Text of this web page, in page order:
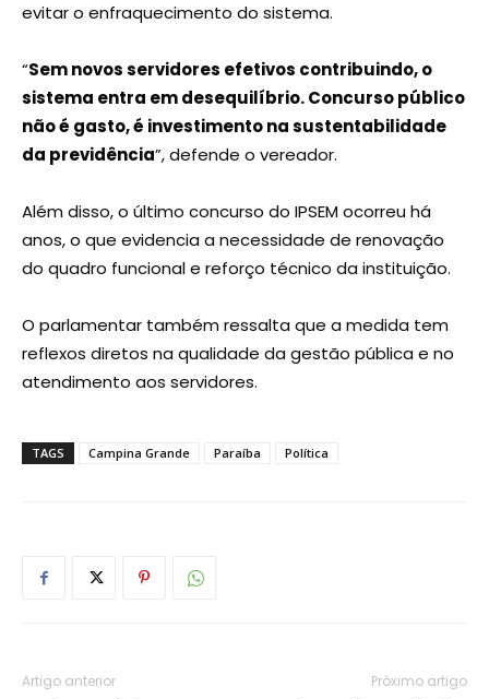
evitar o enfraquecimento do sistema.
“Sem novos servidores efetivos contribuindo, o
sistema entra em desequilíbrio. Concurso público
não é gasto, é investimento na sustentabilidade
da previdência”, defende o vereador.
Além disso, o último concurso do IPSEM ocorreu há
anos, o que evidencia a necessidade de renovação
do quadro funcional e reforço técnico da instituição.
O parlamentar também ressalta que a medida tem
reflexos diretos na qualidade da gestão pública e no
atendimento aos servidores.
TAGS Campina Grande Paraíba Política
Artigo anterior Próximo artigo